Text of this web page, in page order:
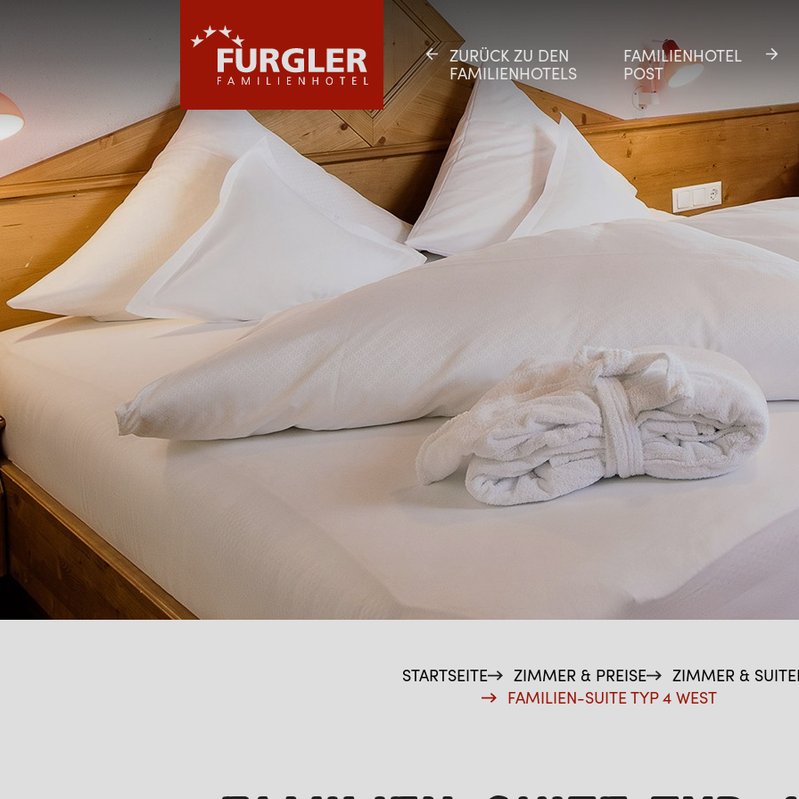
ZURÜCK ZU DEN
FAMILIENHOTELS
FAMILIENHOTEL
POST
ZURÜCK ZU DEN
FAMILIENHOTELS
FAMILIENHOTEL
POST
HOTEL
ZIMMER & PREISE
WELLNESS
STARTSEITE ZIMMER & PREISE
ZIMMER &
FAMILIEN-SUITE TYP 4 WEST